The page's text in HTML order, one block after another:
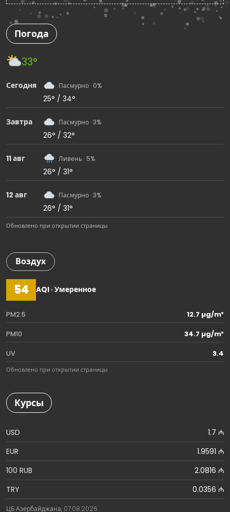
Погода
33°
Сегодня Пасмурно · 0%
25° / 34°
Завтра Пасмурно · 3%
26° / 32°
11 авг Ливень · 5%
26° / 31°
12 авг Пасмурно · 3%
26° / 31°
Обновлено при открытии страницы
Воздух
54 AQI · Умеренное
PM2.5
12.7 µg/m³
PM10
34.7 µg/m³
UV
3.4
Обновлено при открытии страницы
Курсы
USD
1.7 ₼
EUR
1.9591 ₼
100 RUB
2.0816 ₼
TRY
0.0356 ₼
ЦБ Азербайджана, 07.08.2026